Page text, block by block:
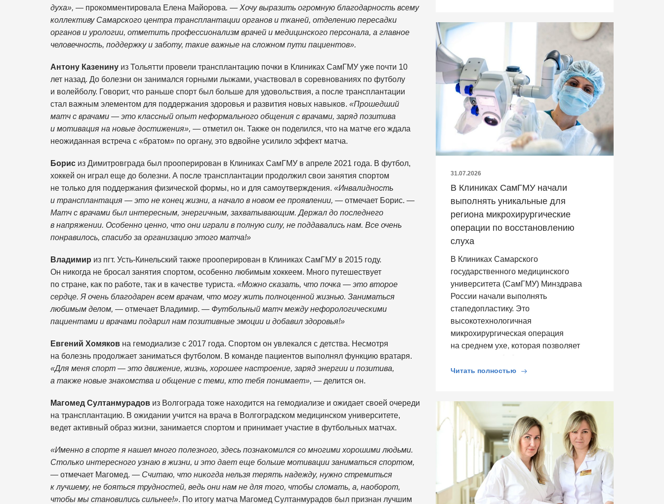
духа», — прокомментировала Елена Майорова. — Хочу выразить огромную благодарность всему
коллективу Самарского центра трансплантации органов и тканей, отделению пересадки
органов и урологии, отметить профессионализм врачей и медицинского персонала, а главное
человечность, поддержку и заботу, такие важные на сложном пути пациентов».
Антону Казенину из Тольятти провели трансплантацию почки в Клиниках СамГМУ уже почти 10
лет назад. До болезни он занимался горными лыжами, участвовал в соревнованиях по футболу
и волейболу. Говорит, что раньше спорт был больше для удовольствия, а после трансплантации
стал важным элементом для поддержания здоровья и развития новых навыков. «Прошедший
матч с врачами — это классный опыт неформального общения с врачами, заряд позитива
и мотивация на новые достижения», — отметил он. Также он поделился, что на матче его ждала
неожиданная встреча с «братом» по органу, это вдвойне усилило эффект матча.
Борис из Димитровграда был прооперирован в Клиниках СамГМУ в апреле 2021 года. В футбол,
хоккей он играл еще до болезни. А после трансплантации продолжил свои занятия спортом
не только для поддержания физической формы, но и для самоутверждения. «Инвалидность
и трансплантация — это не конец жизни, а начало в новом ее проявлении, — отмечает Борис. —
Матч с врачами был интересным, энергичным, захватывающим. Держал до последнего
в напряжении. Особенно ценно, что они играли в полную силу, не поддавались нам. Все очень
понравилось, спасибо за организацию этого матча!»
Владимир из пгт. Усть-Кинельский также прооперирован в Клиниках СамГМУ в 2015 году.
Он никогда не бросал занятия спортом, особенно любимым хоккеем. Много путешествует
по стране, как по работе, так и в качестве туриста. «Можно сказать, что почка — это второе
сердце. Я очень благодарен всем врачам, что могу жить полноценной жизнью. Заниматься
любимым делом, — отмечает Владимир. — Футбольный матч между нефорологическими
пациентами и врачами подарил нам позитивные эмоции и добавил здоровья!»
Евгений Хомяков на гемодиализе с 2017 года. Спортом он увлекался с детства. Несмотря
на болезнь продолжает заниматься футболом. В команде пациентов выполнял функцию вратаря.
«Для меня спорт — это движение, жизнь, хорошее настроение, заряд энергии и позитива,
а также новые знакомства и общение с теми, кто тебя понимает», — делится он.
Магомед Султанмурадов из Волгограда тоже находится на гемодиализе и ожидает своей очереди
на трансплантацию. В ожидании учится на врача в Волгоградском медицинском университете,
ведет активный образ жизни, занимается спортом и принимает участие в футбольных матчах.
«Именно в спорте я нашел много полезного, здесь познакомился со многими хорошими людьми.
Столько интересного узнаю в жизни, и это дает еще больше мотивации заниматься спортом,
— отмечает Магомед. — Считаю, что никогда нельзя терять надежду, нужно стремиться
к лучшему, не бояться трудностей, ведь они нам не для того, чтобы сломать, а, наоборот,
чтобы мы становились сильнее!». По итогу матча Магомед Султанмурадов был признан лучшим
31.07.2026
В Клиниках СамГМУ начали
выполнять уникальные для
региона микрохирургические
операции по восстановлению
слуха
В Клиниках Самарского
государственного медицинского
университета (СамГМУ) Минздрава
России начали выполнять
стапедопластику. Это
высокотехнологичная
микрохирургическая операция
на среднем ухе, которая позволяет
Читать полностью